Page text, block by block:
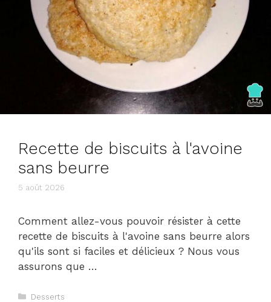
Recette de biscuits à l'avoine
sans beurre
5 août 2026
Comment allez-vous pouvoir résister à cette
recette de biscuits à l'avoine sans beurre alors
qu'ils sont si faciles et délicieux ? Nous vous
assurons que …
Catégories
Desserts